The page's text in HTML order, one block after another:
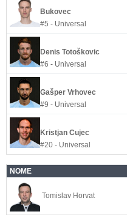
Bukovec
#5 - Universal
Denis Totoškovic
#6 - Universal
Gašper Vrhovec
#9 - Universal
Kristjan Cujec
#20 - Universal
NOME
Tomislav Horvat